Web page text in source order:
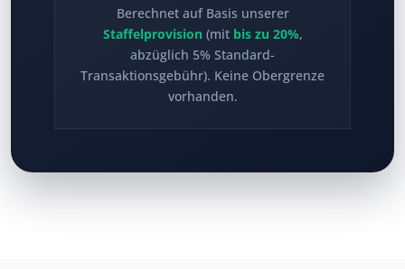
Berechnet auf Basis unserer
Staffelprovision(mit bis zu 20%,
abzüglich 5% Standard-
Transaktionsgebühr). Keine Obergrenze
vorhanden.